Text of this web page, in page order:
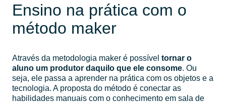
Ensino na prática com o
método maker
Através da metodologia maker é possível tornar o
aluno um produtor daquilo que ele consome. Ou
seja, ele passa a aprender na prática com os objetos e a
tecnologia. A proposta do método é conectar as
habilidades manuais com o conhecimento em sala de